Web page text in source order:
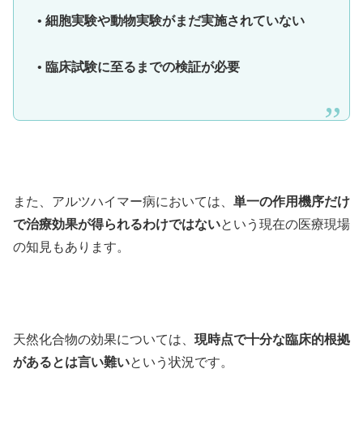
• 細胞実験や動物実験がまだ実施されていない
• 臨床試験に至るまでの検証が必要
また、アルツハイマー病においては、 単一の作用機序だけ
で治療効果が得られるわけではないという現在の医療現場
の知見もあります。
天然化合物の効果については、 現時点で十分な臨床的根拠
があるとは言い難いという状況です。